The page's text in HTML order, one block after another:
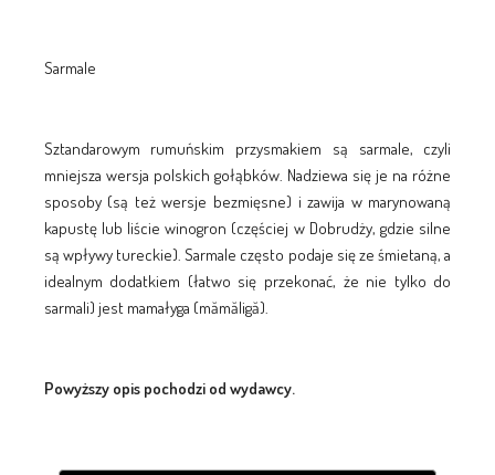
Sarmale
Sztandarowym rumuńskim przysmakiem są sarmale, czyli
mniejsza wersja polskich gołąbków. Nadziewa się je na różne
sposoby (są też wersje bezmięsne) i zawija w marynowaną
kapustę lub liście winogron (częściej w Dobrudży, gdzie silne
są wpływy tureckie). Sarmale często podaje się ze śmietaną, a
idealnym dodatkiem (łatwo się przekonać, że nie tylko do
sarmali) jest mamałyga (mămăligă).
Powyższy opis pochodzi od wydawcy.